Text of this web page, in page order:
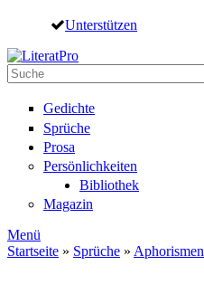
Direkt zum Inhalt
Unterstützen
Suche
Gedichte
Sprüche
Prosa
Persönlichkeiten
Bibliothek
Magazin
Menü
Startseite » Sprüche » Aphorismen